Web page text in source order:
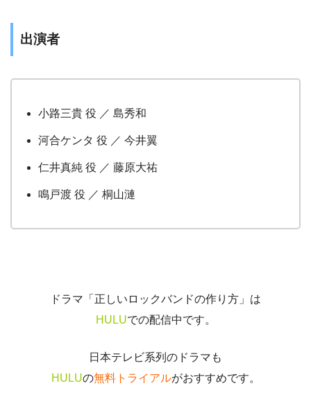
出演者
小路三貴 役 ／ 島秀和
河合ケンタ 役 ／ 今井翼
仁井真純 役 ／ 藤原大祐
鳴戸渡 役 ／ 桐山漣
ドラマ「正しいロックバンドの作り方」は
HULUでの配信中です。
日本テレビ系列のドラマも
HULUの無料トライアルがおすすめです。